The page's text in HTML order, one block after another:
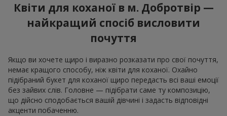
Квіти для коханої в м. Добротвір —
найкращий спосіб висловити
почуття
Якщо ви хочете щиро і виразно розказати про свої почуття,
немає кращого способу, ніж квіти для коханої. Охайно
підібраний букет для коханої щиро передасть всі ваші емоції
без зайвих слів. Головне — підібрати саме ту композицію,
що дійсно сподобається вашій дівчині і задасть відповідні
акценти побаченню.